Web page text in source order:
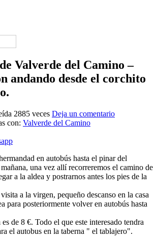
Valverde del Camino –
andando desde el corchito
2885 veces Deja un comentario
con: Valverde del Camino
en autobús hasta el pinar del
una vez allí recorreremos el camino de
a la aldea y postrarnos antes los pies de la
a la virgen, pequeño descanso en la casa
para posteriormente volver en autobús hasta
de 8 €. Todo el que este interesado tendra
el autobus en la taberna " el tablajero".
la primera ermita?
años
actos principales que se celebran en el
tengo que hacer?
me alojo?